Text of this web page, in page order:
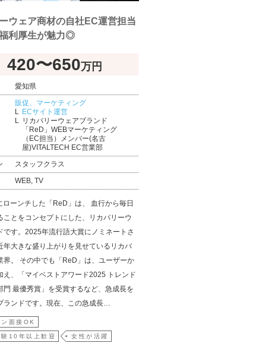
ウェア商材の自社EC運営担当
利厚生が魅力◎
420〜650万円
愛知県
販促、マーケティング
ECサイト運営
リカバリーウェアブランド
「ReD」WEBマーケティング
（EC担当）メンバー(名古
屋)VITALTECH EC営業部
スタッフクラス
WEB, TV
ーンチした「ReD」は、 血行から毎日
ことをコンセプトにした、リカバリーウ
です。2025年流行語大賞にノミネートさ
年大きな盛り上がりを見せているリカバ
界。 その中でも「ReD」は、ユーザーか
え、「マイベストアワード2025 トレンド
門 最優秀賞」を受賞するなど、急成長を
ランドです。現在、この急成長…
面接OK
10年以上歓迎 女性が活躍